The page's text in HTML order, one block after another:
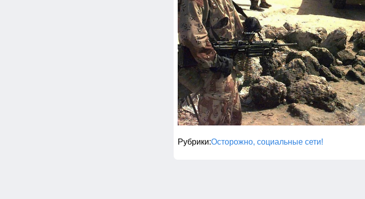
Рубрики Осторожно, cоциальные сети!